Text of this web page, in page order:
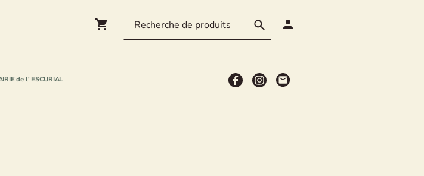
de l' ESCURIAL